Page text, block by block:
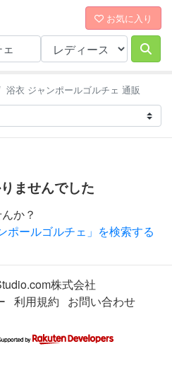
お気に入り
浴衣 ジャンポールゴルチェ 通販
ませんでした
か？
ポールゴルチェ」を検索する
株式会社
利用規約 お問い合わせ